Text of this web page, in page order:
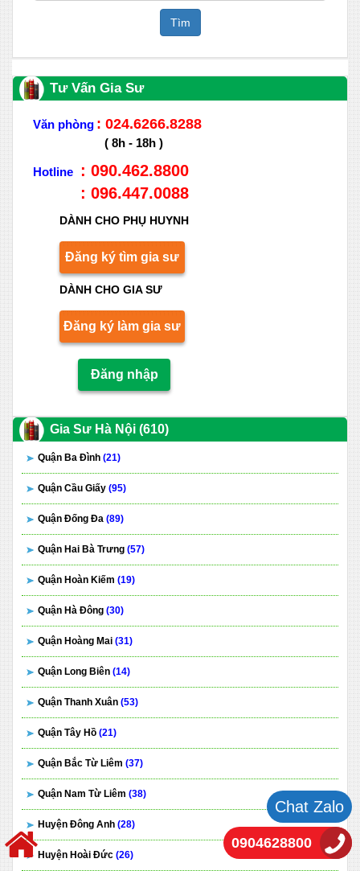
Tìm
Tư Vấn Gia Sư
Văn phòng : 024.6266.8288
( 8h - 18h )
Hotline
: 090.462.8800
: 096.447.0088
DÀNH CHO PHỤ HUYNH
Đăng ký tìm gia sư
DÀNH CHO GIA SƯ
Đăng ký làm gia sư
Đăng nhập
Gia Sư Hà Nội (610)
Quận Ba Đình (21)
Quận Cầu Giấy (95)
Quận Đống Đa (89)
Quận Hai Bà Trưng (57)
Quận Hoàn Kiếm (19)
Quận Hà Đông (30)
Quận Hoàng Mai (31)
Quận Long Biên (14)
Quận Thanh Xuân (53)
Quận Tây Hồ (21)
Quận Bắc Từ Liêm (37)
Quận Nam Từ Liêm (38)
Huyện Đông Anh (28)
Huyện Hoài Đức (26)
Chat Zalo
0904628800